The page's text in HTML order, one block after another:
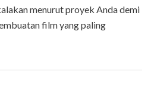
menurut proyek Anda demi
film yang paling